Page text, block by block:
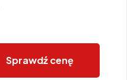
Sprawdź cenę